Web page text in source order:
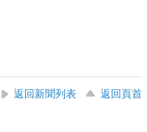
返回新聞列表
返回頁首